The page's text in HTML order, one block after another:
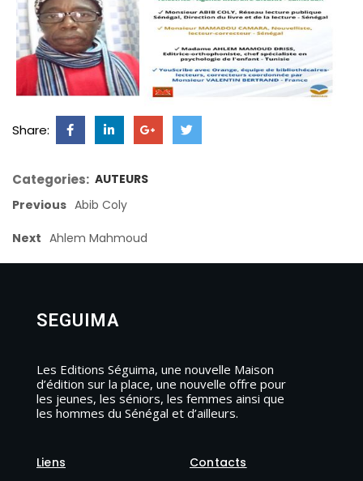
Share:
Categories: AUTEURS
Previous Abib Coly
Next Ahlem Mahmoud
SEGUIMA
Les Editions Séguima, une nouvelle Maison
d’édition sur la place, une nouvelle offre pour
les jeunes, les séniors, les femmes ainsi que
les hommes du Sénégal et d’ailleurs.
Liens
Contacts